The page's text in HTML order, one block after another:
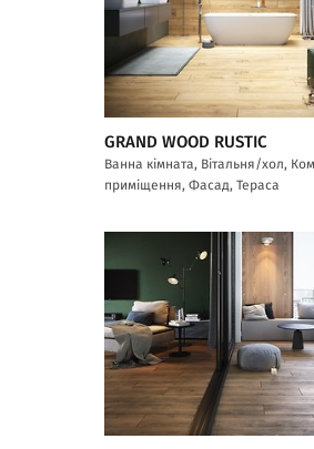
GRAND WOOD RUSTIC
Ванна кімната, Вітальня/хол,
приміщення, Фасад, Тераса